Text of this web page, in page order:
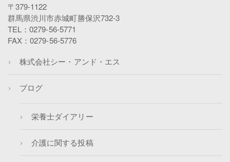
〒379-1122
群馬県渋川市赤城町勝保沢732-3
TEL：0279-56-5771
FAX：0279-56-5776
株式会社シー・アンド・エス
ブログ
栄養士ダイアリー
介護に関する投稿